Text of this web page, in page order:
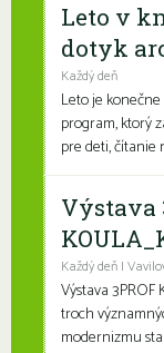
Leto v
dotyk
Každý deň
Leto je
program, ktorý
pre deti, čítanie
Výstava
Každý deň |
Výstava 3PROF
troch
modernizmu